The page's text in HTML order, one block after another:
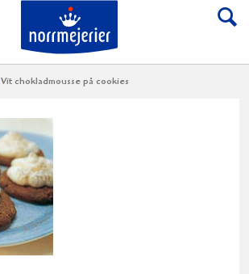
Till Norrmejerier
Vit chokladmousse på cookies